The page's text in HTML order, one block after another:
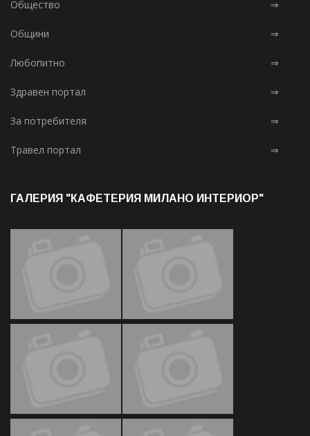
Общество ⇒
Общини ⇒
Любопитно ⇒
Здравен портал ⇒
За потребителя ⇒
Травел портал ⇒
ГАЛЕРИЯ "КАФЕТЕРИЯ МИЛАНО ИНТЕРИОР"